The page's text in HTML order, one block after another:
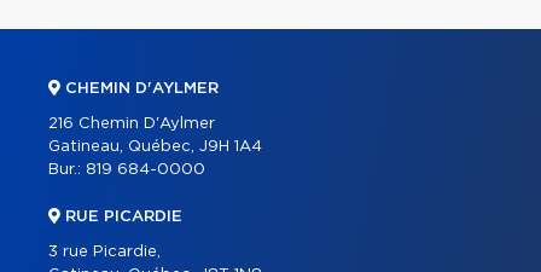
CHEMIN D'AYLMER
216 Chemin D'Aylmer
Gatineau, Québec, J9H 1A4
Bur.: 819 684-0000
RUE PICARDIE
3 rue Picardie,